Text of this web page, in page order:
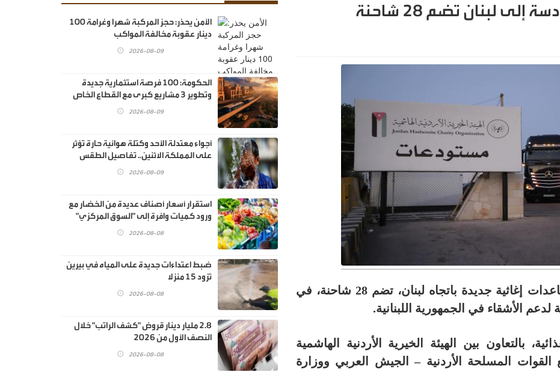
لبنان تضم 28 شاحنة
انطلقت الخميس قافلة مساعدات إغاثية جديدة باتجاه لبنان، تضم 28 شاحنة، في
لدعم الأشقاء في الجمهورية اللبنانية.
بالتعاون بين الهيئة الخيرية الأردنية الهاشمية
القوات المسلحة الأردنية – الجيش العربي ووزارة
الأمن يحذر: حجز المركبة شهرا وغرامة 100
دينار عقوبة مخالفة المواكب
2026-08-09
الحكومة: 100 فرصة استثمارية جديدة
وتطوير 3 مشاريع كبرى مع القطاع الخاص
2026-08-09
أجواء معتدلة الأحد وكتلة هوائية حارة تؤثر
على المملكة الاثنين.. تفاصيل الطقس
2026-08-09
استقرار أسعار أصناف عديدة من الخضار مع
ورود كميات وافرة إلى "السوق المركزي"
2026-08-08
ضبط اعتداءات جديدة على المياه في بيرين
تزود 15 منزلا
2026-08-08
2.8 مليار دينار قروض "كشف الراتب" خلال
النصف الأول من 2026
2026-08-08